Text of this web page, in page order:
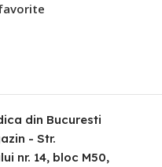
din Bucuresti
- Str.
nr. 14, bloc M50,